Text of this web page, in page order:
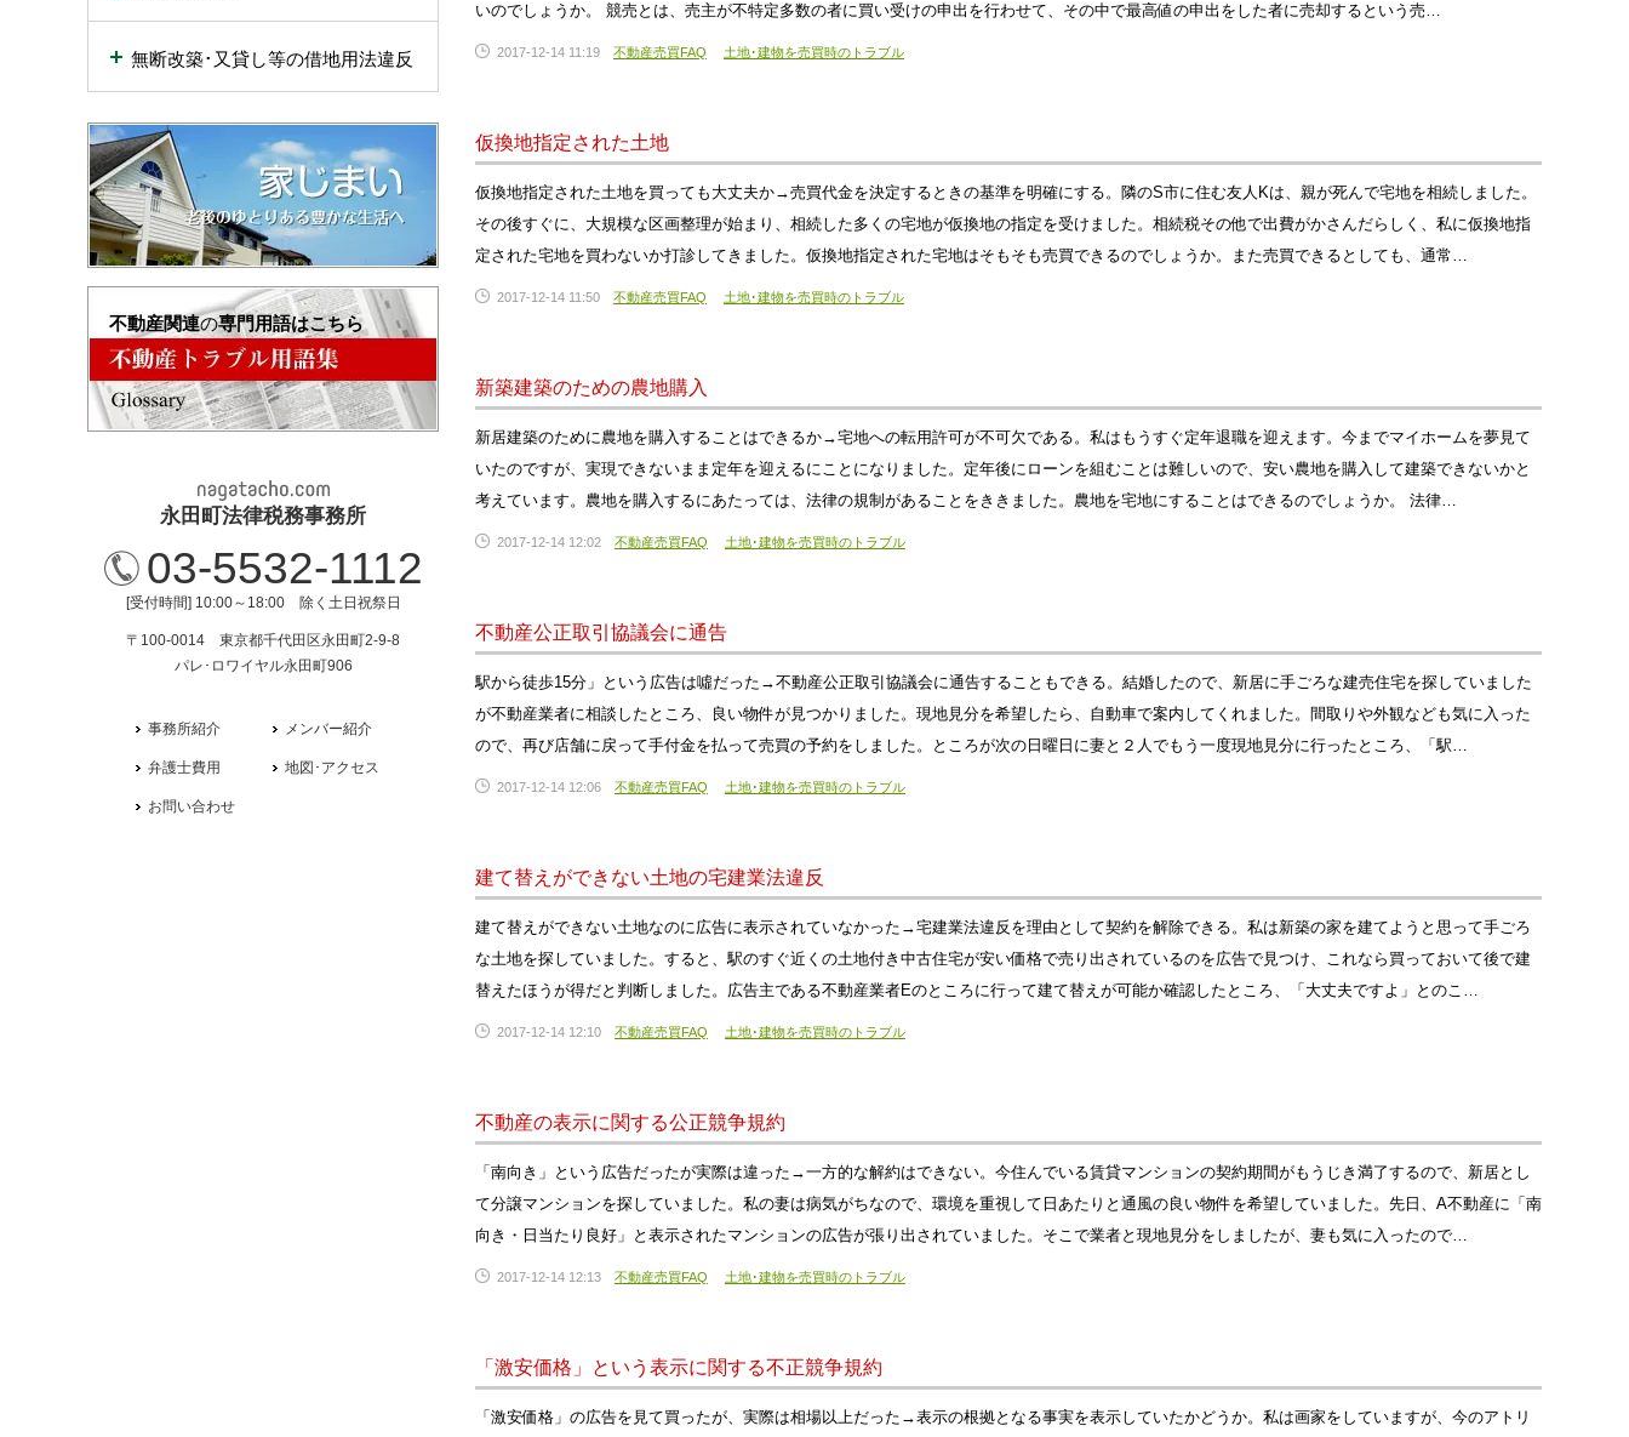
いのでしょうか。 競売とは、売主が不特定多数の者に買い受けの申出を行わせて、その中で最高値の申出をした者に売却するという売…
2017-12-14 11:19 不動産売買FAQ 土地･建物を売買時のトラブル
仮換地指定された土地
仮換地指定された土地を買っても大丈夫か→売買代金を決定するときの基準を明確にする。隣のS市に住む友人Kは、親が死んで宅地を相続しました。
その後すぐに、大規模な区画整理が始まり、相続した多くの宅地が仮換地の指定を受けました。相続税その他で出費がかさんだらしく、私に仮換地指
定された宅地を買わないか打診してきました。仮換地指定された宅地はそもそも売買できるのでしょうか。また売買できるとしても、通常…
2017-12-14 11:50 不動産売買FAQ 土地･建物を売買時のトラブル
新築建築のための農地購入
新居建築のために農地を購入することはできるか→宅地への転用許可が不可欠である。私はもうすぐ定年退職を迎えます。今までマイホームを夢見て
いたのですが、実現できないまま定年を迎えるにことになりました。定年後にローンを組むことは難しいので、安い農地を購入して建築できないかと
考えています。農地を購入するにあたっては、法律の規制があることをききました。農地を宅地にすることはできるのでしょうか。 法律…
2017-12-14 12:02 不動産売買FAQ 土地･建物を売買時のトラブル
不動産公正取引協議会に通告
駅から徒歩15分」という広告は噓だった→不動産公正取引協議会に通告することもできる。結婚したので、新居に手ごろな建売住宅を探していました
が不動産業者に相談したところ、良い物件が見つかりました。現地見分を希望したら、自動車で案内してくれました。間取りや外観なども気に入った
ので、再び店舗に戻って手付金を払って売買の予約をしました。ところが次の日曜日に妻と２人でもう一度現地見分に行ったところ、「駅…
2017-12-14 12:06 不動産売買FAQ 土地･建物を売買時のトラブル
建て替えができない土地の宅建業法違反
建て替えができない土地なのに広告に表示されていなかった→宅建業法違反を理由として契約を解除できる。私は新築の家を建てようと思って手ごろ
な土地を探していました。すると、駅のすぐ近くの土地付き中古住宅が安い価格で売り出されているのを広告で見つけ、これなら買っておいて後で建
替えたほうが得だと判断しました。広告主である不動産業者Eのところに行って建て替えが可能か確認したところ、「大丈夫ですよ」とのこ…
2017-12-14 12:10 不動産売買FAQ 土地･建物を売買時のトラブル
不動産の表示に関する公正競争規約
「南向き」という広告だったが実際は違った→一方的な解約はできない。今住んでいる賃貸マンションの契約期間がもうじき満了するので、新居とし
て分譲マンションを探していました。私の妻は病気がちなので、環境を重視して日あたりと通風の良い物件を希望していました。先日、A不動産に「南
向き・日当たり良好」と表示されたマンションの広告が張り出されていました。そこで業者と現地見分をしましたが、妻も気に入ったので…
2017-12-14 12:13 不動産売買FAQ 土地･建物を売買時のトラブル
「激安価格」という表示に関する不正競争規約
「激安価格」の広告を見て買ったが、実際は相場以上だった→表示の根拠となる事実を表示していたかどうか。私は画家をしていますが、今のアトリ
無断改築･又貸し等の借地用法違反
不動産関連の専門用語はこちら
永田町法律税務事務所
03-5532-1112
[受付時間] 10:00～18:00 除く土日祝祭日
〒100-0014 東京都千代田区永田町2-9-8
パレ･ロワイヤル永田町906
事務所紹介 メンバー紹介
弁護士費用 地図･アクセス
お問い合わせ